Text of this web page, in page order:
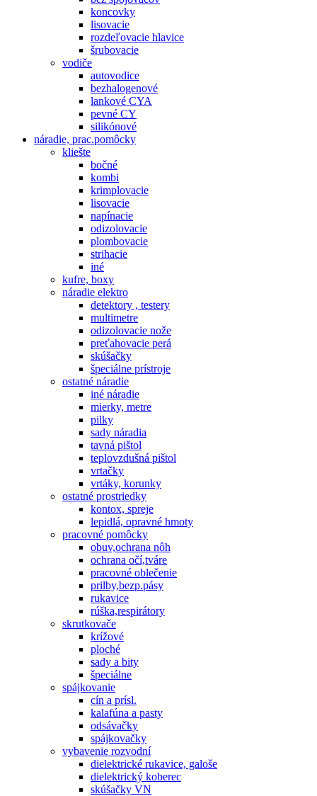
koncovky
lisovacie
rozdeľovacie hlavice
šrubovacie
vodiče
autovodice
bezhalogenové
lankové CYA
pevné CY
silikónové
náradie, prac.pomôcky
kliešte
bočné
kombi
krimplovacie
lisovacie
napínacie
odizolovacie
plombovacie
strihacie
iné
kufre, boxy
náradie elektro
detektory , testery
multimetre
odizolovacie nože
preťahovacie perá
skúšačky
špeciálne prístroje
ostatné náradie
iné náradie
mierky, metre
pilky
sady náradia
tavná pištol
teplovzdušná pištol
vrtačky
vrtáky, korunky
ostatné prostriedky
kontox, spreje
lepidlá, opravné hmoty
pracovné pomôcky
obuv,ochrana nôh
ochrana očí,tváre
pracovné oblečenie
prilby,bezp.pásy
rukavice
rúška,respirátory
skrutkovače
krížové
ploché
sady a bity
špeciálne
spájkovanie
cín a prísl.
kalafúna a pasty
odsávačky
spájkovačky
vybavenie rozvodní
dielektrické rukavice, galoše
dielektrický koberec
skúšačky VN